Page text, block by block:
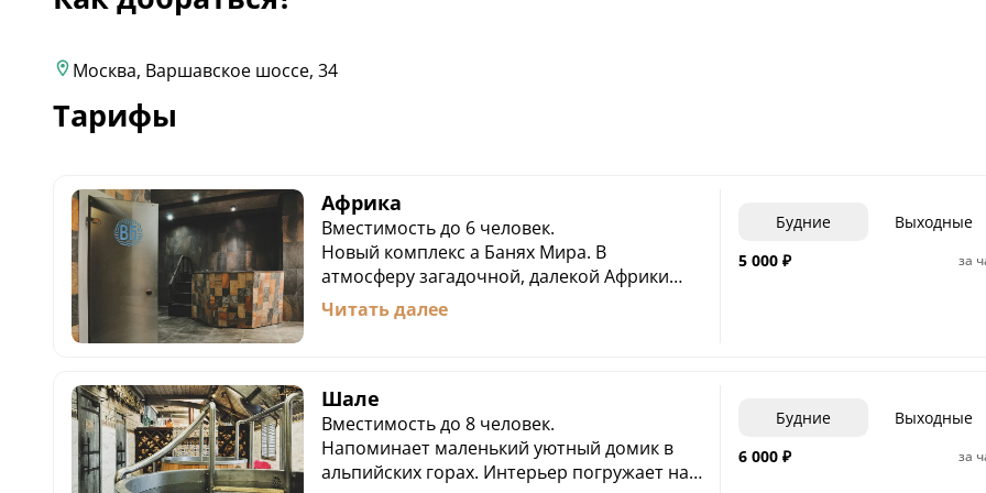
Москва, Варшавское шоссе, 34
Тарифы
Африка
Вместимость до 6 человек.
Новый комплекс а Банях Мира. В
атмосферу загадочной, далекой Африки
гостей погружают великолепные рисунки
на стенах и отделка в теплых оттенках.
компании.
- Русская парная;
- Комната отдыха;
- Купель.
Читать далее
Будние
Выходные
5 000 ₽ за
Шале
Вместимость до 8 человек.
Напоминает маленький уютный домик в
альпийских горах. Интерьер погружает нас
Будние
Выходные
6 000 ₽ за